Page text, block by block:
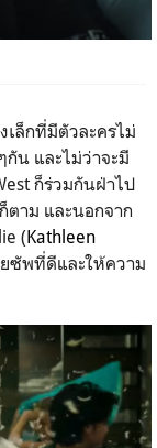
เล็กที่มีตัวละครไม่
น และไม่ว่าจะมี
ก็ร่วมกันฝ่าไป
ตาม และนอกจาก
(Kathleen
ซัพที่ดีและให้ความ